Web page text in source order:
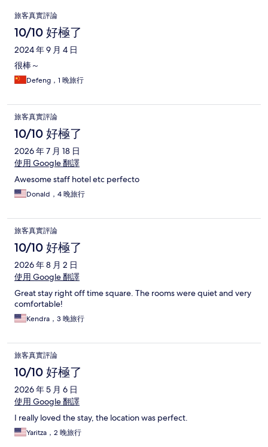
評
論
旅客真實評論
10/10 好極了
2024 年 9 月 4 日
很棒～
Defeng，1 晚旅行
旅客真實評論
10/10 好極了
2026 年 7 月 18 日
使用 Google 翻譯
Awesome staff hotel etc perfecto
Donald，4 晚旅行
旅客真實評論
10/10 好極了
2026 年 8 月 2 日
使用 Google 翻譯
Great stay right off time square. The rooms were quiet and very
comfortable!
Kendra，3 晚旅行
旅客真實評論
10/10 好極了
2026 年 5 月 6 日
使用 Google 翻譯
I really loved the stay, the location was perfect.
Yaritza，2 晚旅行